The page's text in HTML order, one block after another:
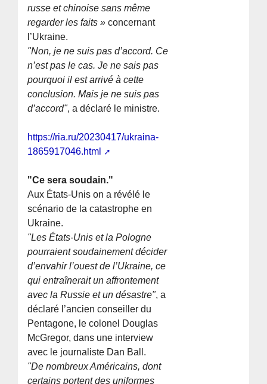
russe et chinoise sans même
regarder les faits » concernant
l’Ukraine.
"Non, je ne suis pas d’accord. Ce
n’est pas le cas. Je ne sais pas
pourquoi il est arrivé à cette
conclusion. Mais je ne suis pas
d’accord", a déclaré le ministre.
https://ria.ru/20230417/ukraina-
1865917046.html
"Ce sera soudain."
Aux États-Unis on a révélé le
scénario de la catastrophe en
Ukraine.
"Les États-Unis et la Pologne
pourraient soudainement décider
d’envahir l’ouest de l’Ukraine, ce
qui entraînerait un affrontement
avec la Russie et un désastre", a
déclaré l’ancien conseiller du
Pentagone, le colonel Douglas
McGregor, dans une interview
avec le journaliste Dan Ball.
"De nombreux Américains, dont
certains portent des uniformes